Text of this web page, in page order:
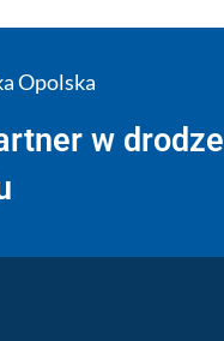
Opolska
w drodze